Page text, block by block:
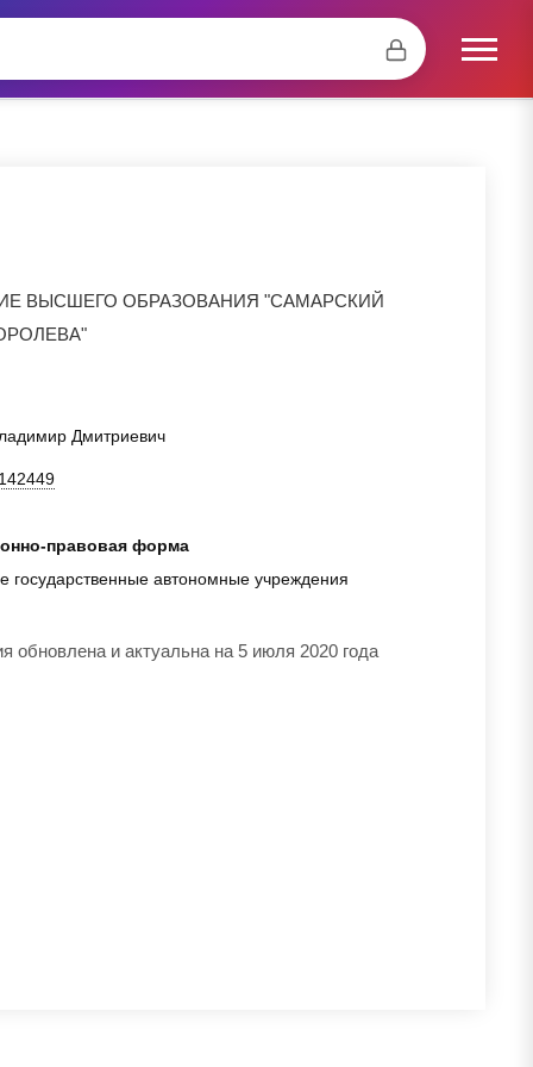
ВЫСШЕГО ОБРАЗОВАНИЯ "САМАРСКИЙ
Дмитриевич
правовая форма
государственные автономные учреждения
обновлена и актуальна на 5 июля 2020 года